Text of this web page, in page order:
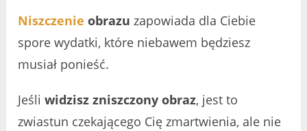
Niszczenie obrazu zapowiada dla Ciebie
spore wydatki, które niebawem będziesz
musiał ponieść.
Jeśliwidzisz zniszczony obraz, jest to
zwiastun czekającego Cię zmartwienia, ale nie